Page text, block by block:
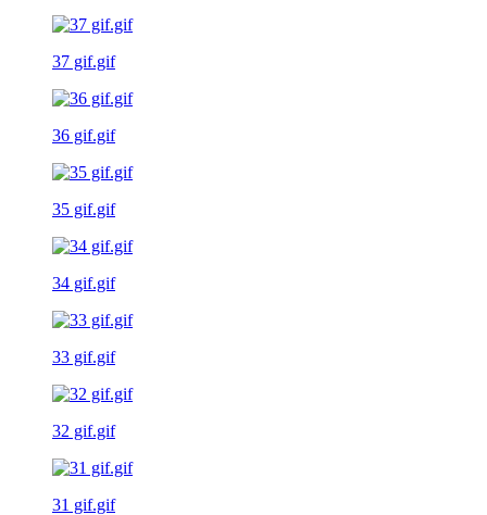
37 gif.gif
36 gif.gif
35 gif.gif
34 gif.gif
33 gif.gif
32 gif.gif
31 gif.gif